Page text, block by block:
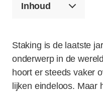
Inhoud
Staking is de laatste
onderwerp in de
hoort er steeds vaker
lijken eindeloos. Maar